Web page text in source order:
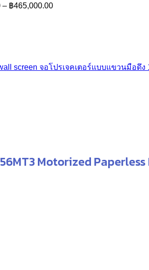
price
– ฿465,000.00Price
screen จอโปรเจคเตอร์แบบแขวนมือดึง
Motorized